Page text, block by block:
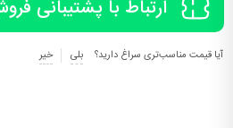
ارتباط با پشتیبانی
آیا قیمت مناسب‌تری سراغ دارید؟ بلی خیر